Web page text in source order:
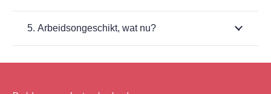
5. Arbeidsongeschikt, wat nu?